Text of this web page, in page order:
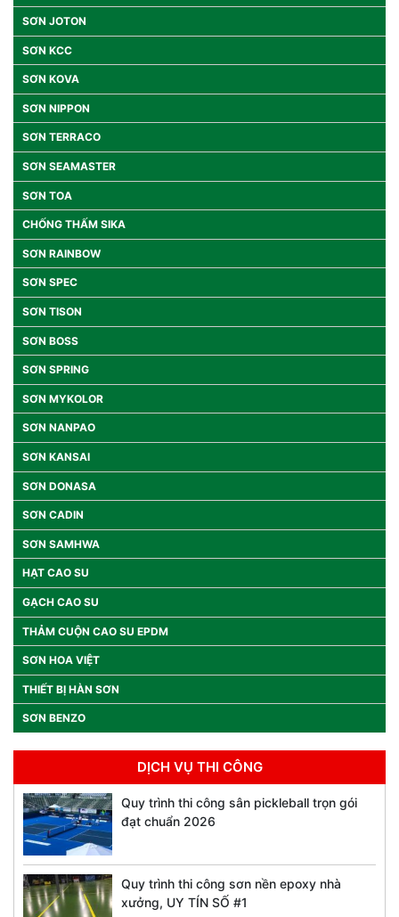
SƠN JOTON
SƠN KCC
SƠN KOVA
SƠN NIPPON
SƠN TERRACO
SƠN SEAMASTER
SƠN TOA
CHỐNG THẤM SIKA
SƠN RAINBOW
SƠN SPEC
SƠN TISON
SƠN BOSS
SƠN SPRING
SƠN MYKOLOR
SƠN NANPAO
SƠN KANSAI
SƠN DONASA
SƠN CADIN
SƠN SAMHWA
HẠT CAO SU
GẠCH CAO SU
THẢM CUỘN CAO SU EPDM
SƠN HOA VIỆT
THIẾT BỊ HÀN SƠN
SƠN BENZO
DỊCH VỤ THI CÔNG
Quy trình thi công sân pickleball trọn gói
đạt chuẩn 2026
Quy trình thi công sơn nền epoxy nhà
xưởng, UY TÍN SỐ #1